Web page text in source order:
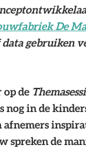
De
gebruiken
op de
in de
afnemers
de